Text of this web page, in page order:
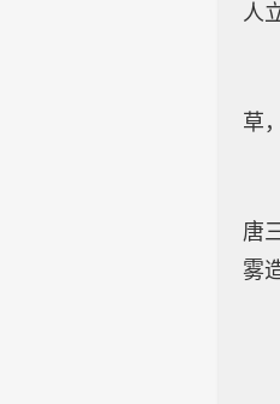
人
草
唐
雾